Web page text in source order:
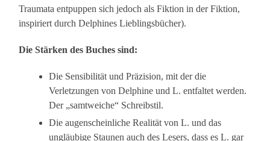
Traumata entpuppen sich jedoch als Fiktion in der Fiktion,
inspiriert durch Delphines Lieblingsbücher).
Die Stärken des Buches sind:
Die Sensibilität und Präzision, mit der die
Verletzungen von Delphine und L. entfaltet werden.
Der „samtweiche“ Schreibstil.
Die augenscheinliche Realität von L. und das
ungläubige Staunen auch des Lesers, dass es L. gar